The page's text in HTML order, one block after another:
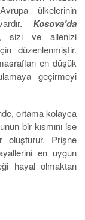
ülkelerinin
Kosova’da
sizi ve ailenizi
düzenlenmiştir.
en düşük
geçirmeyi
ortama kolayca
bir kısmını ise
oluşturur. Prişne
en uygun
hayal olmaktan